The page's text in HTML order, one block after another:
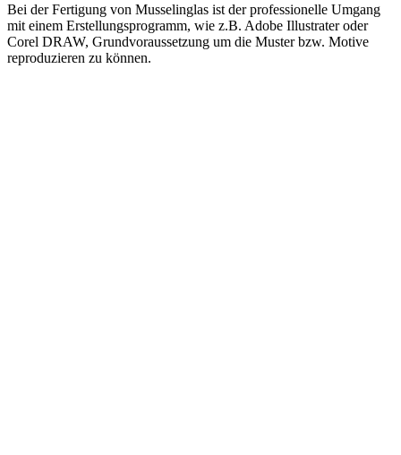
Bei der Fertigung von Musselinglas ist der professionelle Umgang
mit einem Erstellungsprogramm, wie z.B. Adobe Illustrater oder
Corel DRAW, Grundvoraussetzung um die Muster bzw. Motive
reproduzieren zu können.